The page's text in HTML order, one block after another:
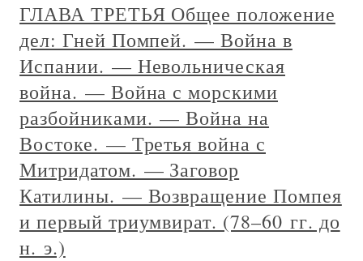
ГЛАВА ТРЕТЬЯ Общее положение
дел: Гней Помпей. — Война в
Испании. — Невольническая
война. — Война с морскими
разбойниками. — Война на
Востоке. — Третья война с
Митридатом. — Заговор
Катилины. — Возвращение Помпея
и первый триумвират. (78–60 гг. до
н. э.)